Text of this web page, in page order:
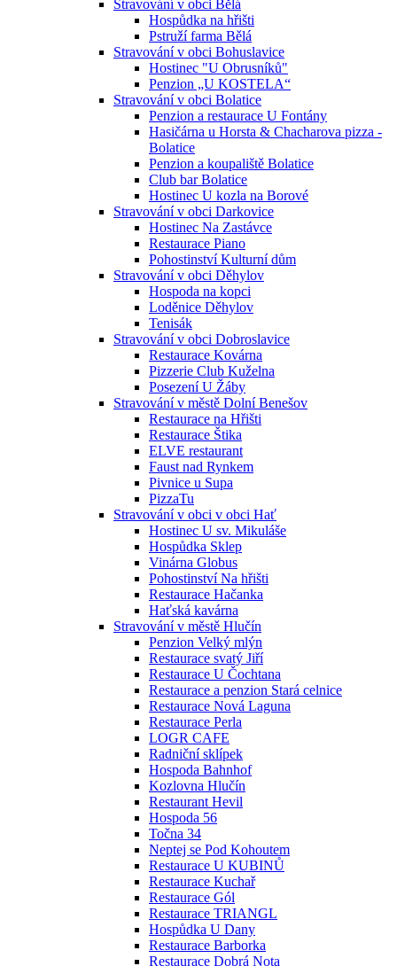
Stravování v obci Bělá
Hospůdka na hřišti
Pstruží farma Bělá
Stravování v obci Bohuslavice
Hostinec "U Obrusníků"
Penzion „U KOSTELA“
Stravování v obci Bolatice
Penzion a restaurace U Fontány
Hasičárna u Horsta & Chacharova pizza -
Bolatice
Penzion a koupaliště Bolatice
Club bar Bolatice
Hostinec U kozla na Borové
Stravování v obci Darkovice
Hostinec Na Zastávce
Restaurace Piano
Pohostinství Kulturní dům
Stravování v obci Děhylov
Hospoda na kopci
Loděnice Děhylov
Tenisák
Stravování v obci Dobroslavice
Restaurace Kovárna
Pizzerie Club Kuželna
Posezení U Žáby
Stravování v městě Dolní Benešov
Restaurace na Hřišti
Restaurace Štika
ELVE restaurant
Faust nad Rynkem
Pivnice u Supa
PizzaTu
Stravování v obci v obci Hať
Hostinec U sv. Mikuláše
Hospůdka Sklep
Vinárna Globus
Pohostinství Na hřišti
Restaurace Hačanka
Haťská kavárna
Stravování v městě Hlučín
Penzion Velký mlýn
Restaurace svatý Jiří
Restaurace U Čochtana
Restaurace a penzion Stará celnice
Restaurace Nová Laguna
Restaurace Perla
LOGR CAFE
Radniční sklípek
Hospoda Bahnhof
Kozlovna Hlučín
Restaurant Hevil
Hospoda 56
Točna 34
Neptej se Pod Kohoutem
Restaurace U KUBINŮ
Restaurace Kuchař
Restaurace Gól
Restaurace TRIANGL
Hospůdka U Dany
Restaurace Barborka
Restaurace Dobrá Nota